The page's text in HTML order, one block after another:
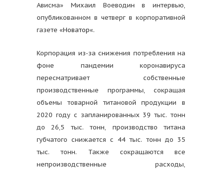
Ависма» Михаил Воеводин в интервью,
опубликованном в четверг в корпоративной
газете «Новатор«.
Корпорация из-за снижения потребления на
фоне пандемии коронавируса
пересматривает собственные
производственные программы, сокращая
объемы товарной титановой продукции в
2020 году с запланированных 39 тыс. тонн
до 26,5 тыс. тонн, производство титана
губчатого снижается с 44 тыс. тонн до 35
тыс. тонн. Также сокращаются все
непроизводственные расходы,